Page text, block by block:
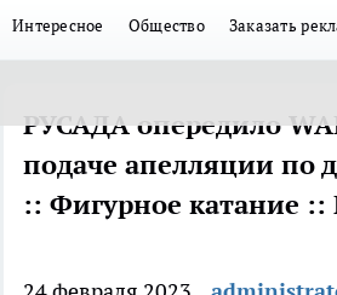
Интересное Общество Заказать
РУСАДА опередило
подаче апелляции по
:: Фигурное катание